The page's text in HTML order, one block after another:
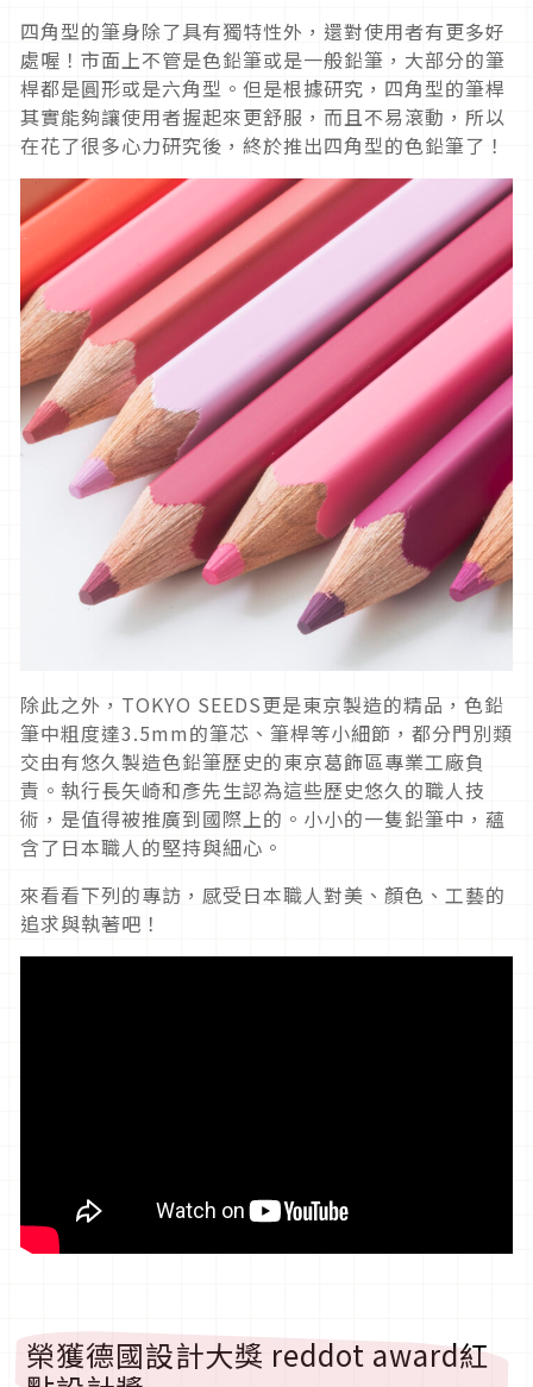
四角型的筆身除了具有獨特性外，還對使用者有更多好
處喔！市面上不管是色鉛筆或是一般鉛筆，大部分的筆
桿都是圓形或是六角型。但是根據研究，四角型的筆桿
其實能夠讓使用者握起來更舒服，而且不易滾動，所以
在花了很多心力研究後，終於推出四角型的色鉛筆了！
除此之外，TOKYO SEEDS更是東京製造的精品，色鉛
筆中粗度達3.5mm的筆芯、筆桿等小細節，都分門別類
交由有悠久製造色鉛筆歷史的東京葛飾區專業工廠負
責。執行長矢崎和彥先生認為這些歷史悠久的職人技
術，是值得被推廣到國際上的。小小的一隻鉛筆中，蘊
含了日本職人的堅持與細心。
來看看下列的專訪，感受日本職人對美、顏色、工藝的
追求與執著吧！
榮獲德國設計大獎 reddot award紅